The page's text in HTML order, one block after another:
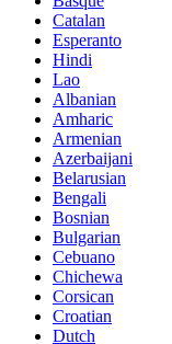
Catalan
Esperanto
Hindi
Lao
Albanian
Amharic
Armenian
Azerbaijani
Belarusian
Bengali
Bosnian
Bulgarian
Cebuano
Chichewa
Corsican
Croatian
Dutch